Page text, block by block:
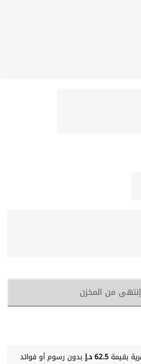
إنتهى من المخزن
62.5 د.إ
بدون رسوم أو فوائد